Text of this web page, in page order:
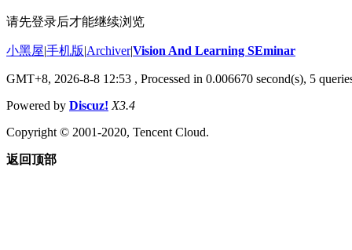
请先登录后才能继续浏览
小黑屋|手机版|Archiver|Vision And Learning SEminar
GMT+8, 2026-8-8 12:53 , Processed in 0.006670 second(s), 5
Powered by Discuz! X3.4
Copyright © 2001-2020, Tencent Cloud.
返回顶部